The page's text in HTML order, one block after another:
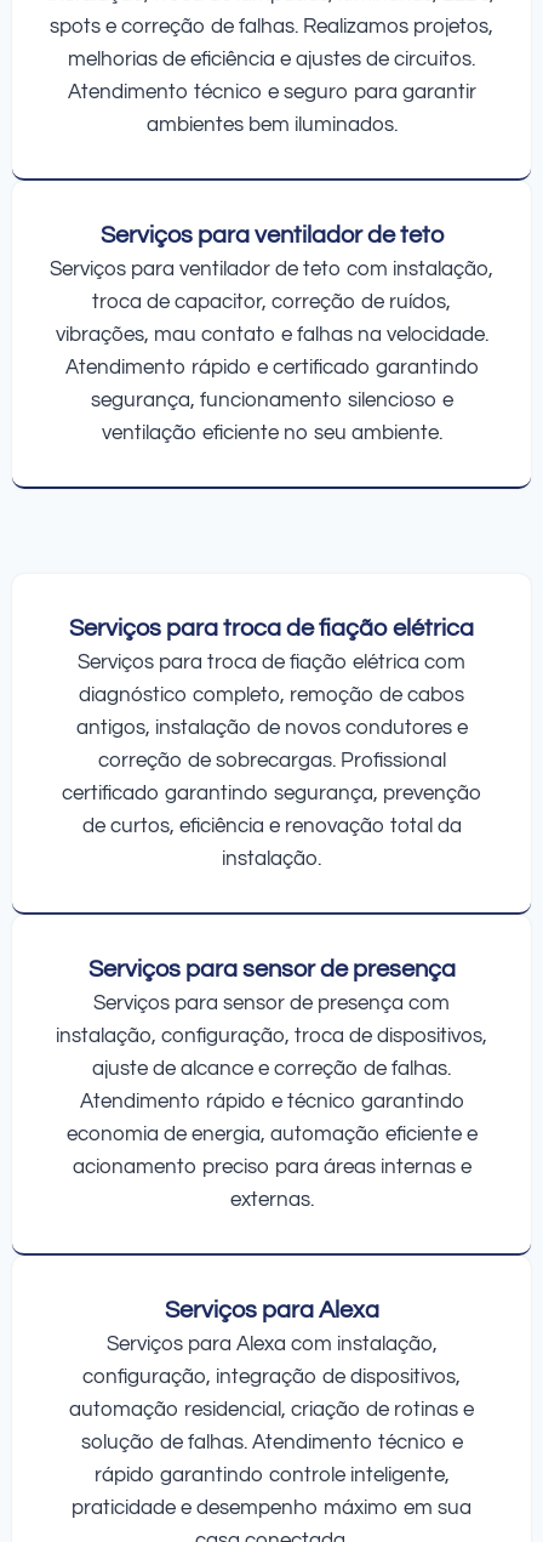
spots e correção de falhas. Realizamos projetos,
melhorias de eficiência e ajustes de circuitos.
Atendimento técnico e seguro para garantir
ambientes bem iluminados.
Serviços para ventilador de teto
Serviços para ventilador de teto com instalação,
troca de capacitor, correção de ruídos,
vibrações, mau contato e falhas na velocidade.
Atendimento rápido e certificado garantindo
segurança, funcionamento silencioso e
ventilação eficiente no seu ambiente.
Serviços para troca de fiação elétrica
Serviços para troca de fiação elétrica com
diagnóstico completo, remoção de cabos
antigos, instalação de novos condutores e
correção de sobrecargas. Profissional
certificado garantindo segurança, prevenção
de curtos, eficiência e renovação total da
instalação.
Serviços para sensor de presença
Serviços para sensor de presença com
instalação, configuração, troca de dispositivos,
ajuste de alcance e correção de falhas.
Atendimento rápido e técnico garantindo
economia de energia, automação eficiente e
acionamento preciso para áreas internas e
externas.
Serviços para Alexa
Serviços para Alexa com instalação,
configuração, integração de dispositivos,
automação residencial, criação de rotinas e
solução de falhas. Atendimento técnico e
rápido garantindo controle inteligente,
praticidade e desempenho máximo em sua